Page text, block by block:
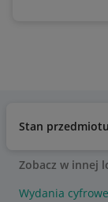
Stan
Zobacz w innej
Wydania